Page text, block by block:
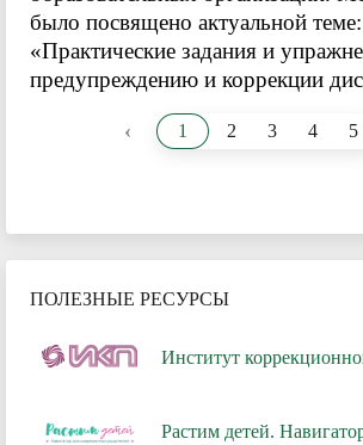
было посвящено актуальной теме:
«Практические задания и
предупреждению и коррекции
‹ 1 2 3 4 5
ПОЛЕЗНЫЕ РЕСУРСЫ
Институт
Растим детей.